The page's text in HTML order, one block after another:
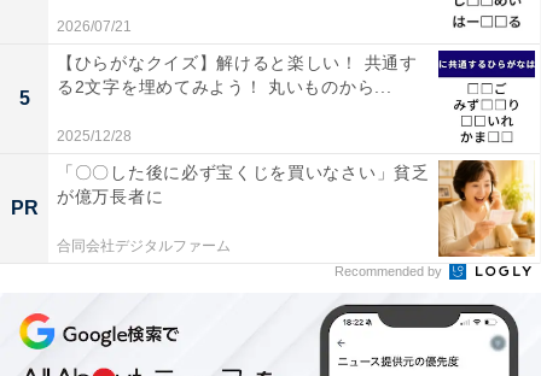
2026/07/21
5
【ひらがなクイズ】解けると楽しい！ 共通す
る2文字を埋めてみよう！ 丸いものから...
2025/12/28
PR
「〇〇した後に必ず宝くじを買いなさい」貧乏
が億万長者に
合同会社デジタルファーム
Recommended by